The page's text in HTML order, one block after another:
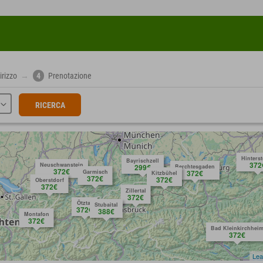
→ 4 Prenotazione
RICERCA
Bad Kleinkirchheim
372€
Bayrischzell
299€ Berchtesgaden
372€
Garmisch
372€
Kitzbühel
372€
Montafon
372€
Neuschwanstein
372€
Oberstdorf
372€
Ötztal
372€ Stubaital
388€
Zillertal
372€